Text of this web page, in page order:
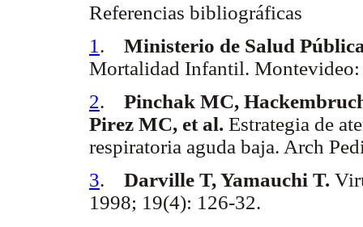
Referencias bibliográficas
1 . Ministerio de Salud
Mortalidad Infantil. Montevideo:
2. Pinchak MC,
Pirez MC, et al. Estrategia de
respiratoria aguda baja. Arch
3. Darville T, Yamauchi T.
1998; 19(4): 126-32.